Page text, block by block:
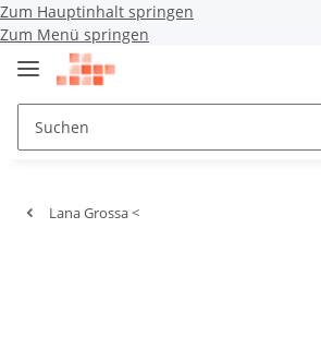
Zum Hauptinhalt springen
Zum Menü springen
Lana Grossa <